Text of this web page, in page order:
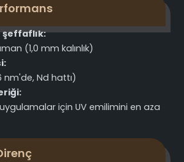
şeffaflık:
(1,0 mm kalınlık)
nm'de, Nd hattı)
için UV emilimini en aza